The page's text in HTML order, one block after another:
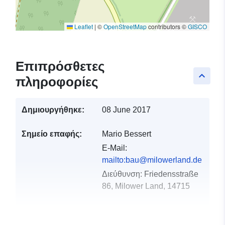
Leaflet | ©OpenStreetMapcontributors ©GISCO
keyboard_arrow_up
Επιπρόσθετες
πληροφορίες
Δημιουργήθηκε: 08 June 2017
Σημείο επαφής:
Mario Bessert
E-Mail:
mailto:bau@milowerland.de
Διεύθυνση: Friedensstraße
86, Milower Land, 14715